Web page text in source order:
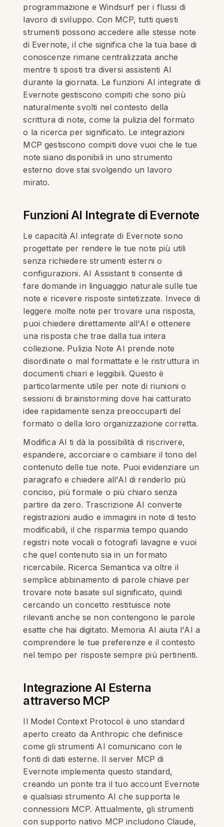
programmazione e Windsurf per i flussi di
lavoro di sviluppo. Con MCP, tutti questi
strumenti possono accedere alle stesse note
di Evernote, il che significa che la tua base di
conoscenze rimane centralizzata anche
mentre ti sposti tra diversi assistenti AI
durante la giornata. Le funzioni AI integrate di
Evernote gestiscono compiti che sono più
naturalmente svolti nel contesto della
scrittura di note, come la pulizia del formato
o la ricerca per significato. Le integrazioni
MCP gestiscono compiti dove vuoi che le tue
note siano disponibili in uno strumento
esterno dove stai svolgendo un lavoro
mirato.
Funzioni AI Integrate di Evernote
Le capacità AI integrate di Evernote sono
progettate per rendere le tue note più utili
senza richiedere strumenti esterni o
configurazioni. AI Assistant ti consente di
fare domande in linguaggio naturale sulle tue
note e ricevere risposte sintetizzate. Invece di
leggere molte note per trovare una risposta,
puoi chiedere direttamente all'AI e ottenere
una risposta che trae dalla tua intera
collezione. Pulizia Note AI prende note
disordinate o mal formattate e le ristruttura in
documenti chiari e leggibili. Questo è
particolarmente utile per note di riunioni o
sessioni di brainstorming dove hai catturato
idee rapidamente senza preoccuparti del
formato o della loro organizzazione corretta.
Modifica AI ti dà la possibilità di riscrivere,
espandere, accorciare o cambiare il tono del
contenuto delle tue note. Puoi evidenziare un
paragrafo e chiedere all'AI di renderlo più
conciso, più formale o più chiaro senza
partire da zero. Trascrizione AI converte
registrazioni audio e immagini in note di testo
modificabili, il che risparmia tempo quando
registri note vocali o fotografi lavagne e vuoi
che quel contenuto sia in un formato
ricercabile. Ricerca Semantica va oltre il
semplice abbinamento di parole chiave per
trovare note basate sul significato, quindi
cercando un concetto restituisce note
rilevanti anche se non contengono le parole
esatte che hai digitato. Memoria AI aiuta l'AI a
comprendere le tue preferenze e il contesto
nel tempo per risposte sempre più pertinenti.
Integrazione AI Esterna
attraverso MCP
Il Model Context Protocol è uno standard
aperto creato da Anthropic che definisce
come gli strumenti AI comunicano con le
fonti di dati esterne. Il server MCP di
Evernote implementa questo standard,
creando un ponte tra il tuo account Evernote
e qualsiasi strumento AI che supporta le
connessioni MCP. Attualmente, gli strumenti
con supporto nativo MCP includono Claude,